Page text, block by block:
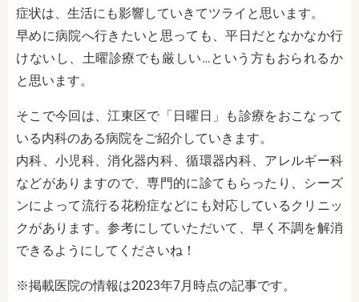
症状は、生活にも影響していきてツライと思います。
早めに病院へ行きたいと思っても、平日だとなかなか行
けないし、土曜診療でも厳しい…という方もおられるか
と思います。
そこで今回は、江東区で「日曜日」も診療をおこなって
いる内科のある病院をご紹介していきます。
内科、小児科、消化器内科、循環器内科、アレルギー科
などがありますので、専門的に診てもらったり、シーズ
ンによって流行る花粉症などにも対応しているクリニッ
クがあります。参考にしていただいて、早く不調を解消
できるようにしてくださいね！
※掲載医院の情報は2023年7月時点の記事です。